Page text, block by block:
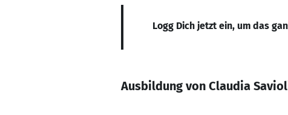
Logg Dich jetzt ein, um das
Ausbildung von Claudia